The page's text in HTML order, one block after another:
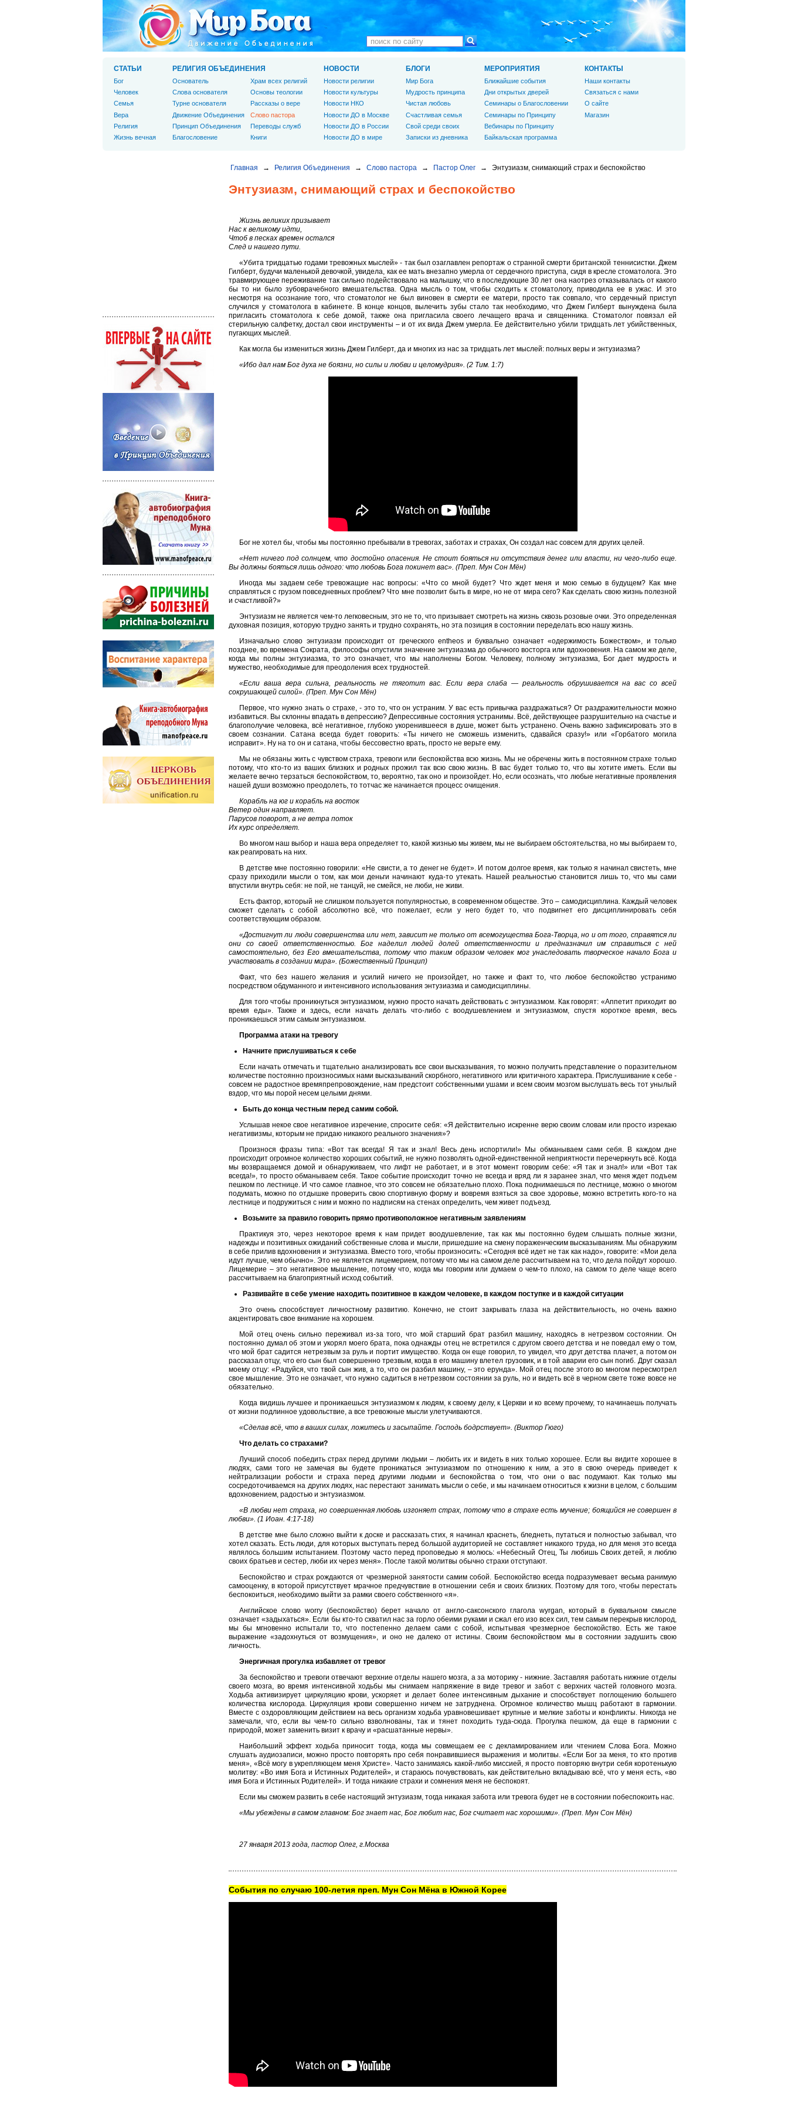
Главная → Религия Объединения → Слово пастора → Пастор Олег → Энтузиазм, снимающий страх и беспокойство
Энтузиазм, снимающий страх и беспокойство
Жизнь великих призывает
Нас к великому идти,
Чтоб в песках времен остался
След и нашего пути.
«Убита тридцатью годами тревожных мыслей» - так был озаглавлен репортаж о странной смерти британской теннисистки. Джем
Гилберт, будучи маленькой девочкой, увидела, как ее мать внезапно умерла от сердечного приступа, сидя в кресле стоматолога. Это
травмирующее переживание так сильно подействовало на малышку, что в последующие 30 лет она наотрез отказывалась от какого
бы то ни было зубоврачебного вмешательства. Одна мысль о том, чтобы сходить к стоматологу, приводила ее в ужас. И это
несмотря на осознание того, что стоматолог не был виновен в смерти ее матери, просто так совпало, что сердечный приступ
случился у стоматолога в кабинете. В конце концов, вылечить зубы стало так необходимо, что Джем Гилберт вынуждена была
пригласить стоматолога к себе домой, также она пригласила своего лечащего врача и священника. Стоматолог повязал ей
стерильную салфетку, достал свои инструменты – и от их вида Джем умерла. Ее действительно убили тридцать лет убийственных,
пугающих мыслей.
Как могла бы измениться жизнь Джем Гилберт, да и многих из нас за тридцать лет мыслей: полных веры и энтузиазма?
«Ибо дал нам Бог духа не боязни, но силы и любви и целомудрия». (2 Тим. 1:7)
Бог не хотел бы, чтобы мы постоянно пребывали в тревогах, заботах и страхах, Он создал нас совсем для других целей.
«Нет ничего под солнцем, что достойно опасения. Не стоит бояться ни отсутствия денег или власти, ни чего-либо еще.
Вы должны бояться лишь одного: что любовь Бога покинет вас». (Преп. Мун Сон Мён)
Иногда мы задаем себе тревожащие нас вопросы: «Что со мной будет? Что ждет меня и мою семью в будущем? Как мне
справляться с грузом повседневных проблем? Что мне позволит быть в мире, но не от мира сего? Как сделать свою жизнь полезной
и счастливой?»
Энтузиазм не является чем-то легковесным, это не то, что призывает смотреть на жизнь сквозь розовые очки. Это определенная
духовная позиция, которую трудно занять и трудно сохранять, но эта позиция в состоянии переделать всю нашу жизнь.
Изначально слово энтузиазм происходит от греческого entheos и буквально означает «одержимость Божеством», и только
позднее, во времена Сократа, философы опустили значение энтузиазма до обычного восторга или вдохновения. На самом же деле,
когда мы полны энтузиазма, то это означает, что мы наполнены Богом. Человеку, полному энтузиазма, Бог дает мудрость и
мужество, необходимые для преодоления всех трудностей.
«Если ваша вера сильна, реальность не тяготит вас. Если вера слаба — реальность обрушивается на вас со всей
сокрушающей силой». (Преп. Мун Сон Мён)
Первое, что нужно знать о страхе, - это то, что он устраним. У вас есть привычка раздражаться? От раздражительности можно
избавиться. Вы склонны впадать в депрессию? Депрессивные состояния устранимы. Всё, действующее разрушительно на счастье и
благополучие человека, всё негативное, глубоко укоренившееся в душе, может быть устранено. Очень важно зафиксировать это в
своем сознании. Сатана всегда будет говорить: «Ты ничего не сможешь изменить, сдавайся сразу!» или «Горбатого могила
исправит». Ну на то он и сатана, чтобы бессовестно врать, просто не верьте ему.
Мы не обязаны жить с чувством страха, тревоги или беспокойства всю жизнь. Мы не обречены жить в постоянном страхе только
потому, что кто-то из ваших близких и родных прожил так всю свою жизнь. В вас будет только то, что вы хотите иметь. Если вы
желаете вечно терзаться беспокойством, то, вероятно, так оно и произойдет. Но, если осознать, что любые негативные проявления
нашей души возможно преодолеть, то тотчас же начинается процесс очищения.
Корабль на юг и корабль на восток
Ветер один направляет.
Парусов поворот, а не ветра поток
Их курс определяет.
Во многом наш выбор и наша вера определяет то, какой жизнью мы живем, мы не выбираем обстоятельства, но мы выбираем то,
как реагировать на них.
В детстве мне постоянно говорили: «Не свисти, а то денег не будет». И потом долгое время, как только я начинал свистеть, мне
сразу приходили мысли о том, как мои деньги начинают куда-то утекать. Нашей реальностью становится лишь то, что мы сами
впустили внутрь себя: не пой, не танцуй, не смейся, не люби, не живи.
Есть фактор, который не слишком пользуется популярностью, в современном обществе. Это – самодисциплина. Каждый человек
сможет сделать с собой абсолютно всё, что пожелает, если у него будет то, что подвигнет его дисциплинировать себя
соответствующим образом.
«Достигнут ли люди совершенства или нет, зависит не только от всемогущества Бога-Творца, но и от того, справятся ли
они со своей ответственностью. Бог наделил людей долей ответственности и предназначил им справиться с ней
самостоятельно, без Его вмешательства, потому что таким образом человек мог унаследовать творческое начало Бога и
участвовать в создании мира». (Божественный Принцип)
Факт, что без нашего желания и усилий ничего не произойдет, но также и факт то, что любое беспокойство устранимо
посредством обдуманного и интенсивного использования энтузиазма и самодисциплины.
Для того чтобы проникнуться энтузиазмом, нужно просто начать действовать с энтузиазмом. Как говорят: «Аппетит приходит во
время еды». Также и здесь, если начать делать что-либо с воодушевлением и энтузиазмом, спустя короткое время, весь
проникаешься этим самым энтузиазмом.
Программа атаки на тревогу
Начните прислушиваться к себе
Если начать отмечать и тщательно анализировать все свои высказывания, то можно получить представление о поразительном
количестве постоянно произносимых нами высказываний скорбного, негативного или критичного характера. Прислушивание к себе -
совсем не радостное времяпрепровождение, нам предстоит собственными ушами и всем своим мозгом выслушать весь тот унылый
вздор, что мы порой несем целыми днями.
Быть до конца честным перед самим собой.
Услышав некое свое негативное изречение, спросите себя: «Я действительно искренне верю своим словам или просто изрекаю
негативизмы, которым не придаю никакого реального значения»?
Произнося фразы типа: «Вот так всегда! Я так и знал! Весь день испортили!» Мы обманываем сами себя. В каждом дне
происходит огромное количество хороших событий, не нужно позволять одной-единственной неприятности перечеркнуть всё. Когда
мы возвращаемся домой и обнаруживаем, что лифт не работает, и в этот момент говорим себе: «Я так и знал!» или «Вот так
всегда!», то просто обманываем себя. Такое событие происходит точно не всегда и вряд ли я заранее знал, что меня ждет подъем
пешком по лестнице. И что самое главное, что это совсем не обязательно плохо. Пока поднимаешься по лестнице, можно о многом
подумать, можно по отдышке проверить свою спортивную форму и вовремя взяться за свое здоровье, можно встретить кого-то на
лестнице и подружиться с ним и можно по надписям на стенах определить, чем живет подъезд.
Возьмите за правило говорить прямо противоположное негативным заявлениям
Практикуя это, через некоторое время к нам придет воодушевление, так как мы постоянно будем слышать полные жизни,
надежды и позитивных ожиданий собственные слова и мысли, пришедшие на смену пораженческим высказываниям. Мы обнаружим
в себе прилив вдохновения и энтузиазма. Вместо того, чтобы произносить: «Сегодня всё идет не так как надо», говорите: «Мои дела
идут лучше, чем обычно». Это не является лицемерием, потому что мы на самом деле рассчитываем на то, что дела пойдут хорошо.
Лицемерие – это негативное мышление, потому что, когда мы говорим или думаем о чем-то плохо, на самом то деле чаще всего
рассчитываем на благоприятный исход событий.
Развивайте в себе умение находить позитивное в каждом человеке, в каждом поступке и в каждой ситуации
Это очень способствует личностному развитию. Конечно, не стоит закрывать глаза на действительность, но очень важно
акцентировать свое внимание на хорошем.
Мой отец очень сильно переживал из-за того, что мой старший брат разбил машину, находясь в нетрезвом состоянии. Он
постоянно думал об этом и укорял моего брата, пока однажды отец не встретился с другом своего детства и не поведал ему о том,
что мой брат садится нетрезвым за руль и портит имущество. Когда он еще говорил, то увидел, что друг детства плачет, а потом он
рассказал отцу, что его сын был совершенно трезвым, когда в его машину влетел грузовик, и в той аварии его сын погиб. Друг сказал
моему отцу: «Радуйся, что твой сын жив, а то, что он разбил машину, – это ерунда». Мой отец после этого во многом пересмотрел
свое мышление. Это не означает, что нужно садиться в нетрезвом состоянии за руль, но и видеть всё в черном свете тоже вовсе не
обязательно.
Когда видишь лучшее и проникаешься энтузиазмом к людям, к своему делу, к Церкви и ко всему прочему, то начинаешь получать
от жизни подлинное удовольствие, а все тревожные мысли улетучиваются.
«Сделав всё, что в ваших силах, ложитесь и засыпайте. Господь бодрствует». (Виктор Гюго)
Что делать со страхами?
Лучший способ победить страх перед другими людьми – любить их и видеть в них только хорошее. Если вы видите хорошее в
людях, сами того не замечая вы будете проникаться энтузиазмом по отношению к ним, а это в свою очередь приведет к
нейтрализации робости и страха перед другими людьми и беспокойства о том, что они о вас подумают. Как только мы
сосредоточиваемся на других людях, нас перестают занимать мысли о себе, и мы начинаем относиться к жизни в целом, с большим
вдохновением, радостью и энтузиазмом.
«В любви нет страха, но совершенная любовь изгоняет страх, потому что в страхе есть мучение; боящийся не совершен в
любви». (1 Иоан. 4:17-18)
В детстве мне было сложно выйти к доске и рассказать стих, я начинал краснеть, бледнеть, путаться и полностью забывал, что
хотел сказать. Есть люди, для которых выступать перед большой аудиторией не составляет никакого труда, но для меня это всегда
являлось большим испытанием. Поэтому часто перед проповедью я молюсь: «Небесный Отец, Ты любишь Своих детей, я люблю
своих братьев и сестер, люби их через меня». После такой молитвы обычно страхи отступают.
Беспокойство и страх рождаются от чрезмерной занятости самим собой. Беспокойство всегда подразумевает весьма ранимую
самооценку, в которой присутствует мрачное предчувствие в отношении себя и своих близких. Поэтому для того, чтобы перестать
беспокоиться, необходимо выйти за рамки своего собственного «я».
Английское слово worry (беспокойство) берет начало от англо-саксонского глагола wyrgan, который в буквальном смысле
означает «задыхаться». Если бы кто-то схватил нас за горло обеими руками и сжал его изо всех сил, тем самым перекрыв кислород,
мы бы мгновенно испытали то, что постепенно делаем сами с собой, испытывая чрезмерное беспокойство. Есть же такое
выражение «задохнуться от возмущения», и оно не далеко от истины. Своим беспокойством мы в состоянии задушить свою
личность.
Энергичная прогулка избавляет от тревог
За беспокойство и тревоги отвечают верхние отделы нашего мозга, а за моторику - нижние. Заставляя работать нижние отделы
своего мозга, во время интенсивной ходьбы мы снимаем напряжение в виде тревог и забот с верхних частей головного мозга.
Ходьба активизирует циркуляцию крови, ускоряет и делает более интенсивным дыхание и способствует поглощению большего
количества кислорода. Циркуляция крови совершенно ничем не затруднена. Огромное количество мышц работают в гармонии.
Вместе с оздоровляющим действием на весь организм ходьба уравновешивает крупные и мелкие заботы и конфликты. Никогда не
замечали, что, если вы чем-то сильно взволнованы, так и тянет походить туда-сюда. Прогулка пешком, да еще в гармонии с
природой, может заменить визит к врачу и «расшатанные нервы».
Наибольший эффект ходьба приносит тогда, когда мы совмещаем ее с декламированием или чтением Слова Бога. Можно
слушать аудиозаписи, можно просто повторять про себя понравившиеся выражения и молитвы. «Если Бог за меня, то кто против
меня», «Всё могу в укрепляющем меня Христе». Часто занимаясь какой-либо миссией, я просто повторяю внутри себя коротенькую
молитву: «Во имя Бога и Истинных Родителей», и стараюсь почувствовать, как действительно вкладываю всё, что у меня есть, «во
имя Бога и Истинных Родителей». И тогда никакие страхи и сомнения меня не беспокоят.
Если мы сможем развить в себе настоящий энтузиазм, тогда никакая забота или тревога будет не в состоянии побеспокоить нас.
«Мы убеждены в самом главном: Бог знает нас, Бог любит нас, Бог считает нас хорошими». (Преп. Мун Сон Мён)
27 января 2013 года, пастор Олег, г.Москва
Cобытия по случаю 100-летия преп. Мун Сон Мёна в Южной Корее
СТАТЬИ
Бог
Человек
Cемья
Вера
Религия
Жизнь вечная
РЕЛИГИЯ ОБЪЕДИНЕНИЯ
Основатель
Слова основателя
Турне основателя
Движение Объединения
Принцип Объединения
Благословение
Храм всех религий
Основы теологии
Рассказы о вере
Слово пастора
Переводы служб
Книги
НОВОСТИ
Новости религии
Новости культуры
Новости НКО
Новости ДО в Москве
Новости ДО в России
Новости ДО в мире
БЛОГИ
Мир Бога
Мудрость принципа
Чистая любовь
Счастливая семья
Свой среди своих
Записки из дневника
МЕРОПРИЯТИЯ
Ближайшие события
Дни открытых дверей
Семинары о Благословении
Семинары по Принципу
Вебинары по Принципу
Байкальская программа
КОНТАКТЫ
Наши контакты
Связаться с нами
О сайте
Магазин